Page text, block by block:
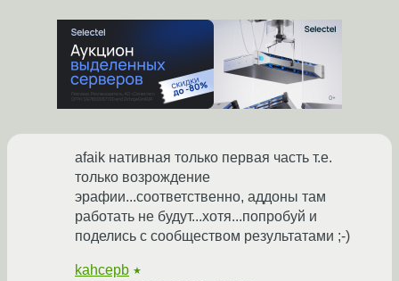
afaik нативная только первая часть т.е.
только возрождение
эрафии...соответственно, аддоны там
работать не будут...хотя...попробуй и
поделись с сообществом результатами ;-)
kahcepb ★